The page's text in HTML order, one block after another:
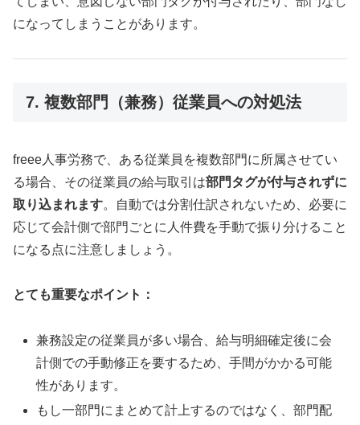
になってしまうことがあります。
7. 複数部門（兼務）従業員への対処法
freee人事労務で、ある従業員を複数部門に所属させてい
る場合、その従業員の給与取引は部門タグが付与されずに
取り込まれます。自動では分割仕訳されないため、必要に
応じて会計側で部門ごとに人件費を手動で振り分けること
になる点に注意しましょう。
とても重要なポイント：
兼務設定の従業員が多い場合、給与明細確定後に会
計側での手動修正を要するため、手間がかかる可能
性があります。
もし一部門にまとめて計上するのではなく、部門配